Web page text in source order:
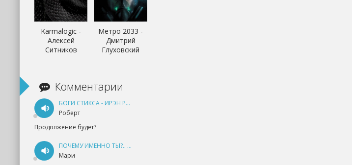
Karmalogic -
Алексей
Ситников
Метро 2033 -
Дмитрий
Глуховский
Комментарии
БОГИ СТИКСА - ИРЭН РУДКЕВИЧ
Роберт
Продолжение будет?
ПОЧЕМУ ИМЕННО ТЫ?.. КНИГА 1 - ЕКАТЕРИНА ЮДИНА
Мари